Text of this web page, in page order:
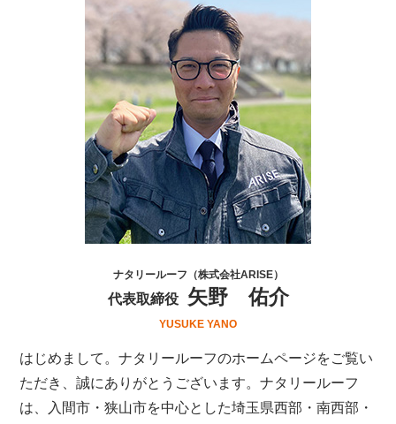
ナタリールーフ（株式会社ARISE）
代表取締役 矢野 佑介
YUSUKE YANO
はじめまして。ナタリールーフのホームページをご覧い
ただき、誠にありがとうございます。ナタリールーフ
は、
入間市・狭山市を中心とした埼玉県西部・南西部・